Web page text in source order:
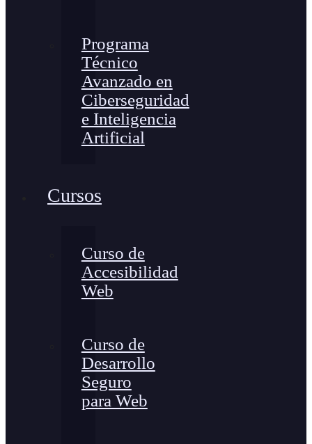
Programa
Técnico
Avanzado en
Ciberseguridad
e Inteligencia
Artificial
Cursos
Curso de
Accesibilidad
Web
Curso de
Desarrollo
Seguro
para Web